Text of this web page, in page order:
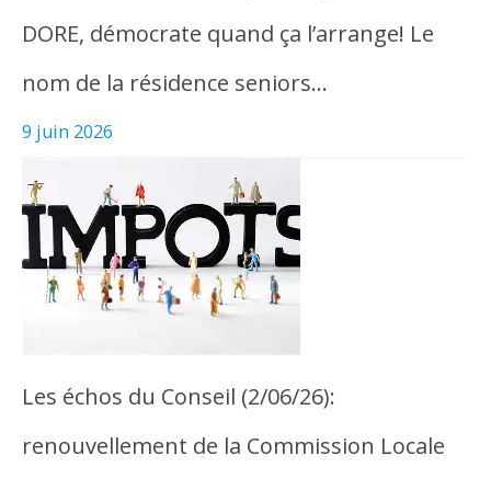
DORE, démocrate quand ça l’arrange! Le
nom de la résidence seniors…
9 juin 2026
Les échos du Conseil (2/06/26):
renouvellement de la Commission Locale